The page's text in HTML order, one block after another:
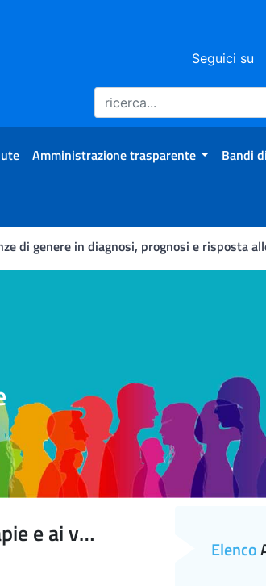
Seguici su
Amministrazione trasparente Bandi
di genere in diagnosi, prognosi e risposta
Differenze di genere in diagnosi, prognosi e risposta alle terapie e ai vaccini
Elenco